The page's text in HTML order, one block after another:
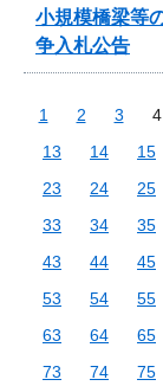
小規模橋梁等
争入札公告
1 2 3 4
13
14 15
23
24 25
33
34 35
43
44 45
53
54 55
63
64 65
73
74 75